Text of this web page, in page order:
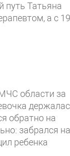
путь Татьяна
а с
области за
обратно на
забрался на
ребенка